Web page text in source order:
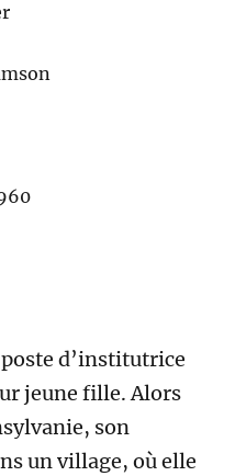
d’institutrice
jeune fille. Alors
son
un village, où elle